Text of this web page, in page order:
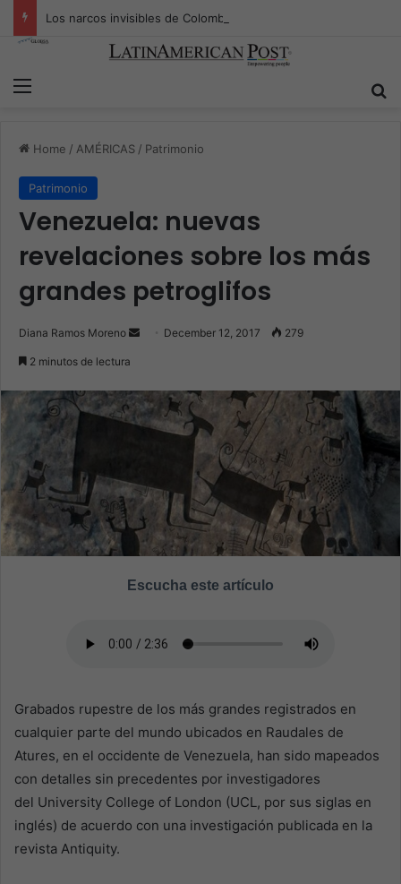
Home / AMÉRICAS / Patrimonio
Patrimonio
Venezuela: nuevas
revelaciones sobre los más
grandes petroglifos
Diana Ramos Moreno
a
m
a
i
December 12, 2017 279
2 minutos de lectura
Escucha este artículo
Grabados rupestre de los más grandes registrados en
cualquier parte del mundo ubicados en Raudales de
Atures, en el occidente de Venezuela, han sido mapeados
con detalles sin precedentes por investigadores
del University College of London (UCL, por sus siglas en
inglés) de acuerdo con una investigación publicada en la
revista Antiquity.